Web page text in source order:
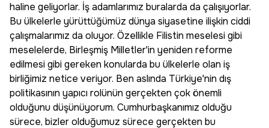
haline geliyorlar. İş adamlarımız buralarda da çalışıyorlar.
Bu ülkelerle yürüttüğümüz dünya siyasetine ilişkin ciddi
çalışmalarımız da oluyor. Özellikle Filistin meselesi gibi
meselelerde, Birleşmiş Milletler'in yeniden reforme
edilmesi gibi gereken konularda bu ülkelerle olan iş
birliğimiz netice veriyor. Ben aslında Türkiye'nin dış
politikasının yapıcı rolünün gerçekten çok önemli
olduğunu düşünüyorum. Cumhurbaşkanımız olduğu
sürece, bizler olduğumuz sürece gerçekten bu